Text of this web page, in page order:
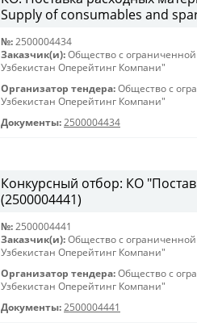
Supply of consumables and
№: 2500004434
Заказчик(и): Общество с
Узбекистан Оперейтинг Компани"
Организатор тендера: Общество с
Узбекистан Оперейтинг Компани"
Документы: 2500004434
Конкурсный отбор: КО
(2500004441)
№: 2500004441
Заказчик(и): Общество с
Узбекистан Оперейтинг Компани"
Организатор тендера: Общество с
Узбекистан Оперейтинг Компани"
Документы: 2500004441